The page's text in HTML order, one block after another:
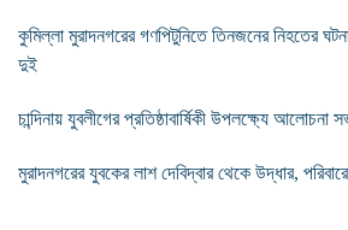
কুমিল্লা মুরাদনগরের গণপিটুনিতে তিনজনের নিহতের
দুই
চান্দিনায় যুবলীগের প্রতিষ্ঠাবার্ষিকী উপলক্ষ্যে আলোচনা
মুরাদনগরের যুবকের লাশ দেবিদ্বার থেকে উদ্ধার,